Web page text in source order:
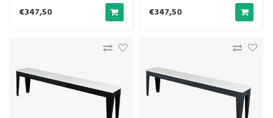
€347,50 €347,50